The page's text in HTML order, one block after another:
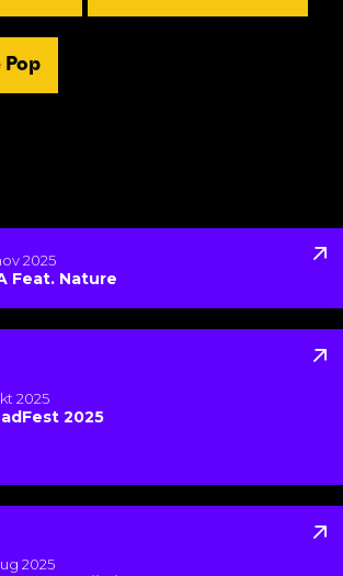
Pop
Feat. Nature
2025
Feat. Nature
2025
2025
2025
2025
steunt Wij Eisen De Nacht Op